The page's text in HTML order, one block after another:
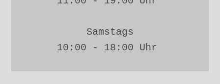
Samstags
10:00 - 18:00 Uhr